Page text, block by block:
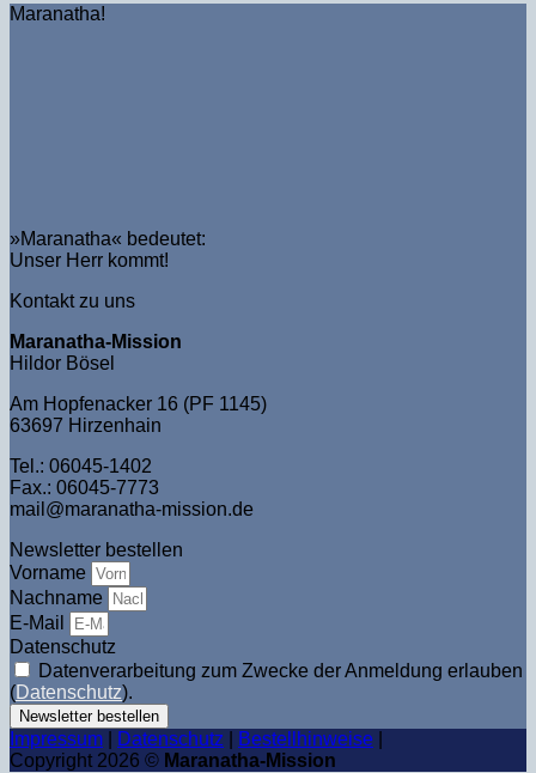
Maranatha!
»Maranatha« bedeutet:
Unser Herr kommt!
Kontakt zu uns
Maranatha-Mission
Hildor Bösel
Am Hopfenacker 16 (PF 1145)
63697 Hirzenhain
Tel.: 06045-1402
Fax.: 06045-7773
mail@maranatha-mission.de
Newsletter bestellen
Vorname
Nachname
E-Mail
Datenschutz
Datenverarbeitung zum Zwecke der Anmeldung erlauben
(Datenschutz).
Newsletter bestellen
Impressum Datenschutz Bestellhinweise
Copyright 2026 © Maranatha-Mission